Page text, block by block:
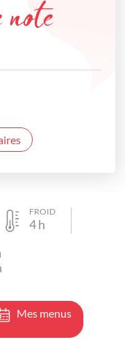
note
FROID
4h
Mes menus